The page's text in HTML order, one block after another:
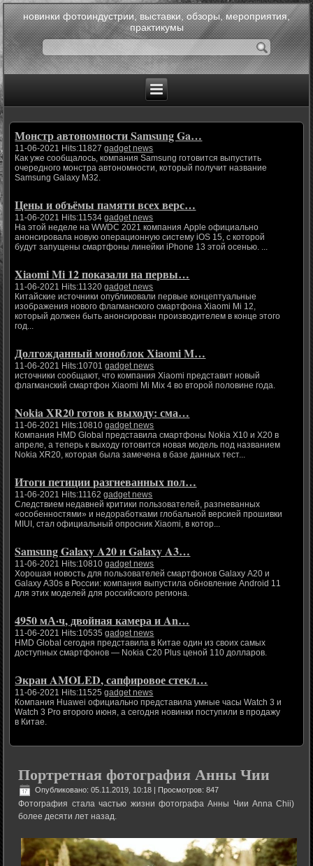
новинки фотоиндустрии, выставки, обзоры, мероприятия,
практикумы
Монстр автономности Samsung Ga…
11-06-2021 Hits:11827gadget news
Как уже сообщалось, компания Samsung готовится выпустить
очередного монстра автономности, который получит название
Samsung Galaxy M32.
Цены и объёмы памяти всех верс…
11-06-2021 Hits:11534gadget news
На этой неделе на WWDC 2021 компания Apple официально
анонсировала новую операционную систему iOS 15, с которой
будут запущены смартфоны линейки iPhone 13 этой осенью. ...
Xiaomi Mi 12 показали на первы…
11-06-2021 Hits:11320gadget news
Китайские источники опубликовали первые концептуальные
изображения нового флагманского смартфона Xiaomi Mi 12,
который должен быть анонсирован производителем в конце этого
год...
Долгожданный моноблок Xiaomi M…
11-06-2021 Hits:10701gadget news
источники сообщают, что компания Xiaomi представит новый
флагманский смартфон Xiaomi Mi Mix 4 во второй половине года.
Nokia XR20 готов к выходу: сма…
11-06-2021 Hits:10810gadget news
Компания HMD Global представила смартфоны Nokia X10 и X20 в
апреле, а теперь к выходу готовится новая модель под названием
Nokia XR20, которая была замечена в базе данных тест...
Итоги петиции разгневанных пол…
11-06-2021 Hits:11162gadget news
Следствием недавней критики пользователей, разгневанных
«особенностями» и недоработками глобальной версией прошивки
MIUI, стал официальный опросник Xiaomi, в котор...
Samsung Galaxy A20 и Galaxy A3…
11-06-2021 Hits:10810gadget news
Хорошая новость для пользователей смартфонов Galaxy A20 и
Galaxy A30s в России: компания выпустила обновление Android 11
для этих моделей для российского региона.
4950 мА·ч, двойная камера и An…
11-06-2021 Hits:10535gadget news
HMD Global сегодня представила в Китае один из своих самых
доступных смартфонов — Nokia C20 Plus ценой 110 долларов.
Экран AMOLED, сапфировое стекл…
11-06-2021 Hits:11525gadget news
Компания Huawei официально представила умные часы Watch 3 и
Watch 3 Pro второго июня, а сегодня новинки поступили в продажу
в Китае.
Портретная фотография Анны Чии
Опубликовано: 05.11.2019, 10:18 | Просмотров: 847
Фотография стала частью жизни фотографа Анны Чии Anna Chii)
более десяти лет назад.